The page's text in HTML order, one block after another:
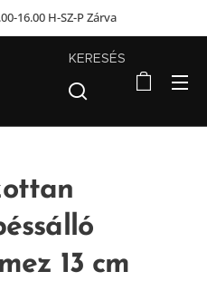
16.00 H-SZ-P Zárva
KERESÉS
13 cm